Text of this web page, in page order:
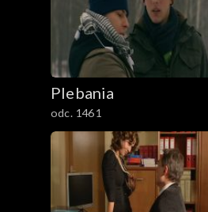
Plebania
odc. 1461